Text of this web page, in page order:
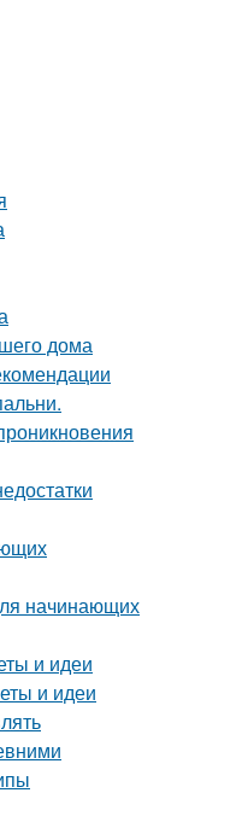
дома
начинающих
и идеи
и идеи